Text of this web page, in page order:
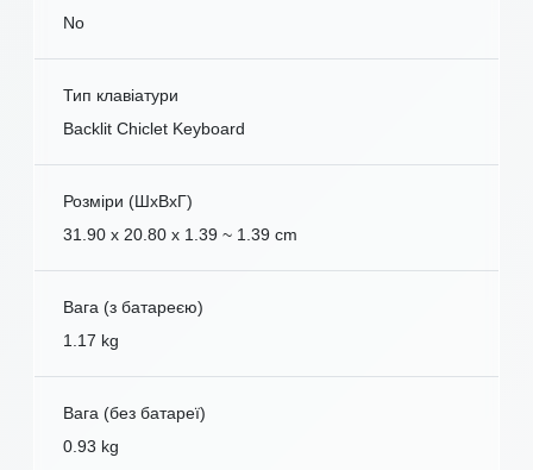
No
Тип клавіатури
Backlit Chiclet Keyboard
Розміри (ШxВxГ)
31.90 x 20.80 x 1.39 ~ 1.39 cm
Вага (з батареєю)
1.17 kg
Вага (без батареї)
0.93 kg